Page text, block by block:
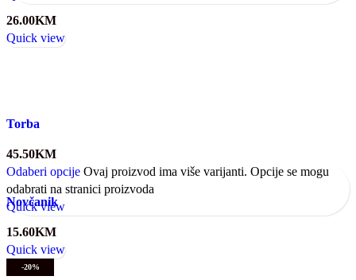
26.00KM
Quick view
Torba
45.50KM
Odaberi opcije Ovaj proizvod ima više varijanti. Opcije se mogu
odabrati na stranici proizvoda
Quick view
Novčanik
15.60KM
Quick view
-20%